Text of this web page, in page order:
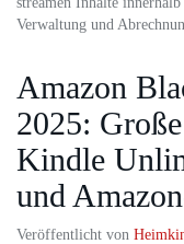
Verwaltung und
Amazon
2025:
Kindle
und
Veröffentlicht von